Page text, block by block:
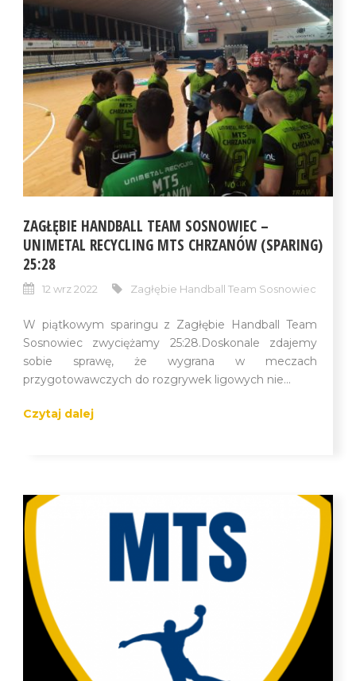
ZAGŁĘBIE HANDBALL TEAM SOSNOWIEC –
UNIMETAL RECYCLING MTS CHRZANÓW (SPARING)
25:28
12 wrz 2022 Zagłębie Handball Team Sosnowiec
W piątkowym sparingu z Zagłębie Handball Team
Sosnowiec zwyciężamy 25:28.Doskonale zdajemy
sobie sprawę, że wygrana w meczach
przygotowawczych do rozgrywek ligowych nie...
Czytaj dalej